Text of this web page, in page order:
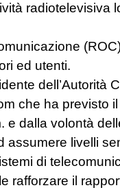
ed utenti.
dell’Autorità
che ha previsto
e dalla volontà
livelli
di
rafforzare il